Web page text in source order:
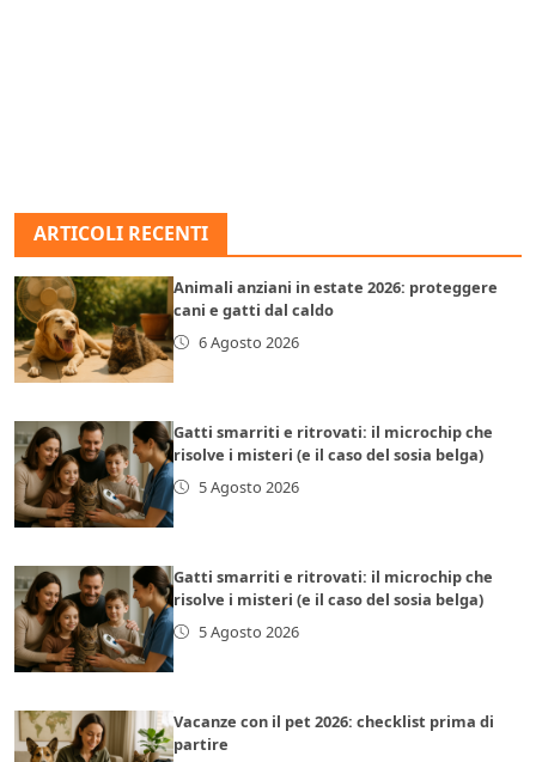
ARTICOLI RECENTI
Animali anziani in estate 2026: proteggere
cani e gatti dal caldo
6 Agosto 2026
Gatti smarriti e ritrovati: il microchip che
risolve i misteri (e il caso del sosia belga)
5 Agosto 2026
Gatti smarriti e ritrovati: il microchip che
risolve i misteri (e il caso del sosia belga)
5 Agosto 2026
Vacanze con il pet 2026: checklist prima di
partire